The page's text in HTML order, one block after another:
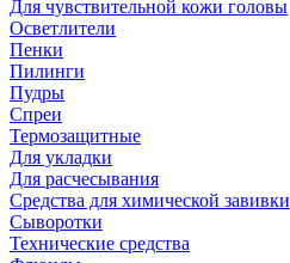
Для чувствительной кожи головы
Осветлители
Пенки
Пилинги
Пудры
Спреи
Термозащитные
Для укладки
Для расчесывания
Средства для химической завивки
Сыворотки
Технические средства